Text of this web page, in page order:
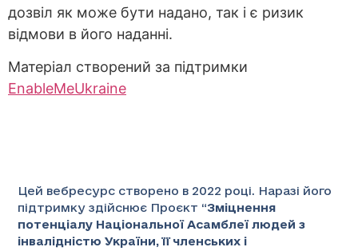
дозвіл як може бути надано, так і є ризик
відмови в його наданні.
Матеріал створений за підтримки
EnableMeUkraine
Цей вебресурс створено в 2022 році. Наразі його
підтримку здійснює Проєкт “Зміцнення
потенціалу Національної Асамблеї людей з
інвалідністю України, її членських і